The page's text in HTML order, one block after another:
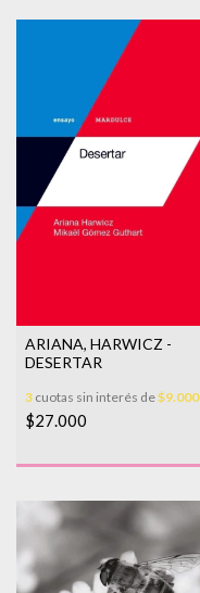
ARIANA, HARWICZ -
DESERTAR
3 cuotas sin interés de$9.000
$27.000